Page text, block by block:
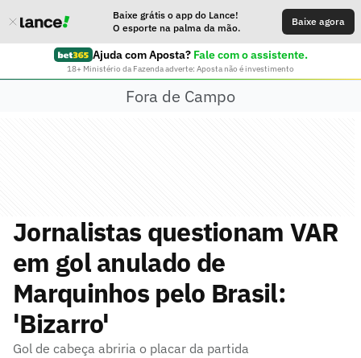
Baixe grátis o app do Lance!
O esporte na palma da mão.
Baixe agora
Ajuda com Aposta? Fale com o assistente.
18+ Ministério da Fazenda adverte: Aposta não é investimento
Fora de Campo
Jornalistas questionam VAR
em gol anulado de
Marquinhos pelo Brasil:
'Bizarro'
Gol de cabeça abriria o placar da partida